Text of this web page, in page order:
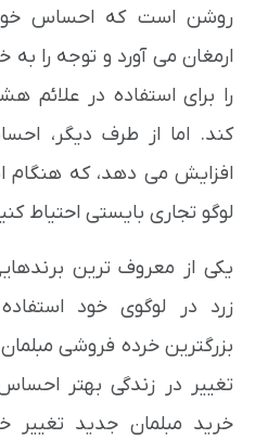
روشن است که احساس
ارمغان می آورد و توجه را
را برای استفاده در علائم
کند. اما از طرف دیگر،
افزایش می دهد، که هنگام
لوگو تجاری بایستی احتیاط
یکی از معروف ترین
بزرگترین خرده فروشی
تغییر در زندگی بهتر
خرید مبلمان جدید تغییر